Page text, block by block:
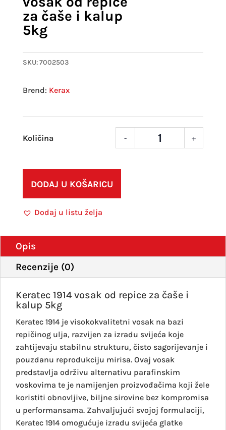
za čaše i kalup
5kg
SKU:7002503
Kerax
5kg
- +
DODAJ U KOŠARICU
Dodaj u listu želja
Opis
Recenzije (0)
Keratec 1914 vosak od repice za čaše i
kalup 5kg
Keratec 1914 je visokokvalitetni vosak na bazi
repičinog ulja, razvijen za izradu svijeća koje
zahtijevaju stabilnu strukturu, čisto sagorijevanje i
pouzdanu reprodukciju mirisa. Ovaj vosak
predstavlja održivu alternativu parafinskim
voskovima te je namijenjen proizvođačima koji žele
koristiti obnovljive, biljne sirovine bez kompromisa
u performansama. Zahvaljujući svojoj formulaciji,
Keratec 1914 omogućuje izradu svijeća glatke